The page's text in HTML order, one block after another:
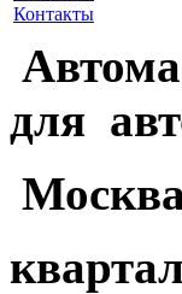
Контакты
для